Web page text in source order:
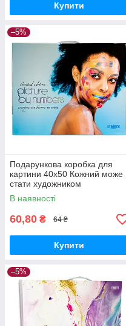
Купити
–5%
Подарункова коробка для
картини 40х50 Кожний може
стати художником
В наявності
60,80 ₴ 64 ₴
Купити
–5%